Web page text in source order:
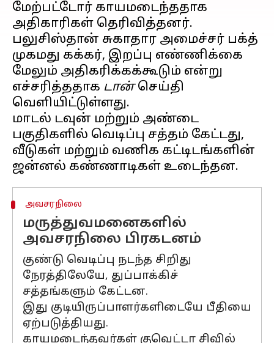
மேற்பட்டோர் காயமடைந்ததாக
அதிகாரிகள் தெரிவித்தனர்.
பலுசிஸ்தான் சுகாதார அமைச்சர் பக்த்
முகமது கக்கர், இறப்பு எண்ணிக்கை
மேலும் அதிகரிக்கக்கூடும் என்று
எச்சரித்ததாக டான்செய்தி
வெளியிட்டுள்ளது.
மாடல் டவுன் மற்றும் அண்டை
பகுதிகளில் வெடிப்பு சத்தம் கேட்டது,
வீடுகள் மற்றும் வணிக கட்டிடங்களின்
அவசரநிலை
மருத்துவமனைகளில்
அவசரநிலை பிரகடனம்
குண்டு வெடிப்பு நடந்த சிறிது
நேரத்திலேயே, துப்பாக்கிச்
சத்தங்களும் கேட்டன.
இது குடியிருப்பாளர்களிடையே பீதியை
ஏற்படுத்தியது.
காயமடைந்தவர்கள் குவெட்டா சிவில்